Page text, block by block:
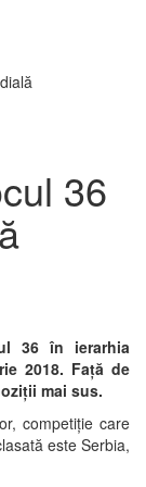
36
36 în ierarhia
2018. Față de
mai sus.
competiție care
este Serbia,